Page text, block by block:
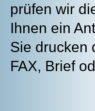
prüfen wir
Ihnen ein
Sie drucken
FAX, Brief